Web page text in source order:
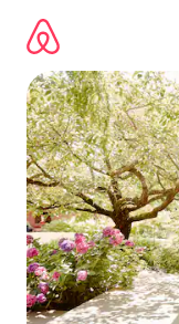
contenido